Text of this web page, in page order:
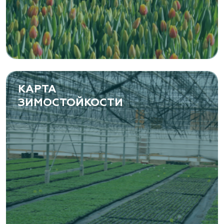
растений
Самарская область, с. Подстепки, ул.
Фермерская 14 А
(8482) 650 010
www.yoly-paly.ru
«ВЕНЕВ» питомник растений
Тульская область, Венёвский р-н, село
Борщевое, улица Лесная, д. 13
8 963 224 87 99
https://www.venev1.ru/
«ВЕНЕВ» питомник растений
КАРТА
ЗИМОСТОЙКОСТИ